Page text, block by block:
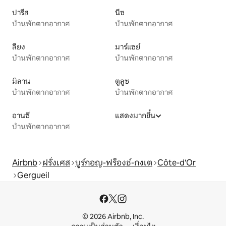
ปารีส
บ้านพักตากอากาศ
นีซ
บ้านพักตากอากาศ
ลียง
บ้านพักตากอากาศ
มาร์แซย์
บ้านพักตากอากาศ
มิลาน
บ้านพักตากอากาศ
ตูลูซ
บ้านพักตากอากาศ
อานซี
บ้านพักตากอากาศ
แสดงมากขึ้น
Airbnb ฝรั่งเศส บูร์กอญ-ฟร็องช์-กงเต Côte-d'Or
Gergueil
© 2026 Airbnb, Inc.